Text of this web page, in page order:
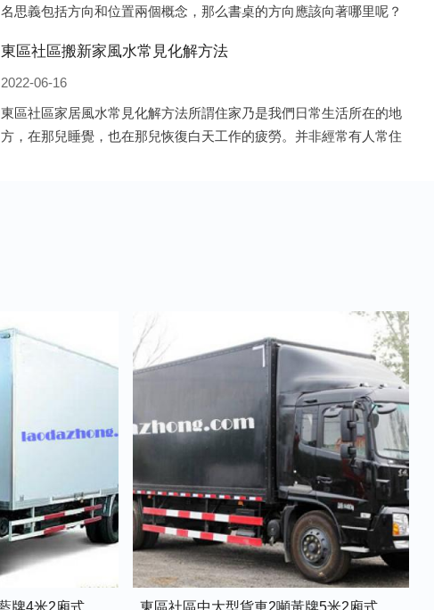
名思義包括方向和位置兩個概念，那么書桌的方向應該向著哪里呢？
將書桌也向著門放置即可；這
東區社區搬新家風水常見化解方法
2022-06-16
東區社區家居風水常見化解方法所謂住家乃是我們日常生活所在的地
方，在那兒睡覺，也在那兒恢復白天工作的疲勞。并非經常有人常住